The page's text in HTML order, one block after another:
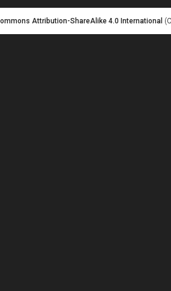
Attribution-ShareAlike 4.0 International